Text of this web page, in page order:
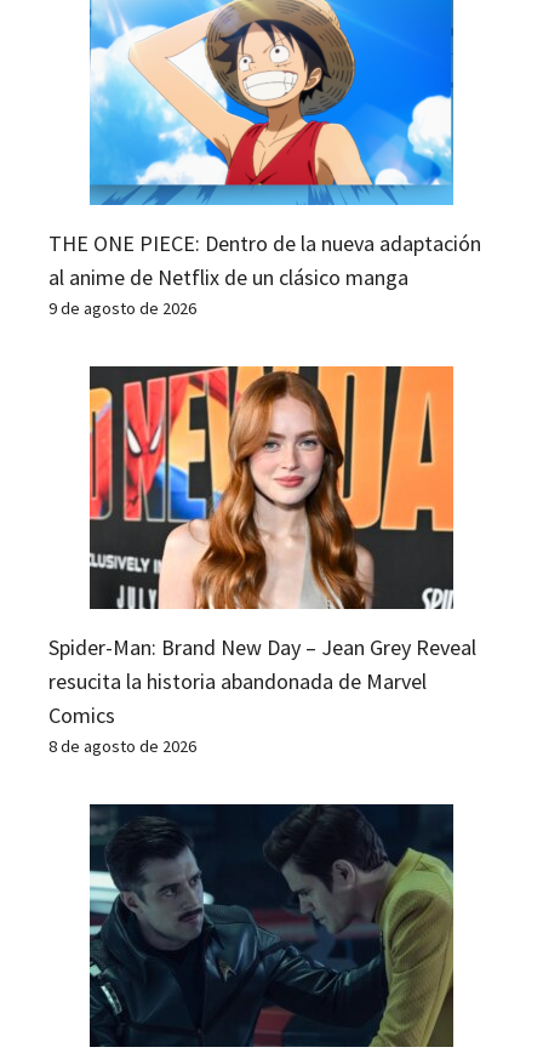
THE ONE PIECE: Dentro de la nueva adaptación
al anime de Netflix de un clásico manga
9 de agosto de 2026
Spider-Man: Brand New Day – Jean Grey Reveal
resucita la historia abandonada de Marvel
Comics
8 de agosto de 2026